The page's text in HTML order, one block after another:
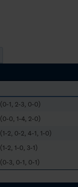
(0-1, 2-3, 0-0)
(0-0, 1-4, 2-0)
(1-2, 0-2, 4-1, 1-0)
(1-2, 1-0, 3-1)
(0-3, 0-1, 0-1)